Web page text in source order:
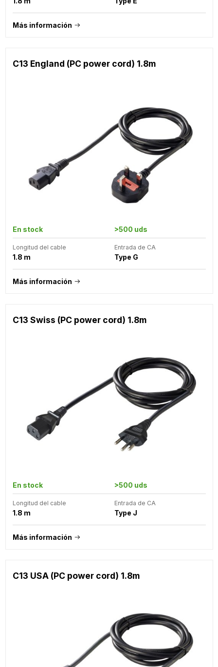
Más información
C13 England (PC power cord) 1.8m
En stock >500 uds
Longitud del cable
1.8 m
Entrada de CA
Type G
Más información
C13 Swiss (PC power cord) 1.8m
En stock >500 uds
Longitud del cable
1.8 m
Entrada de CA
Type J
Más información
C13 USA (PC power cord) 1.8m